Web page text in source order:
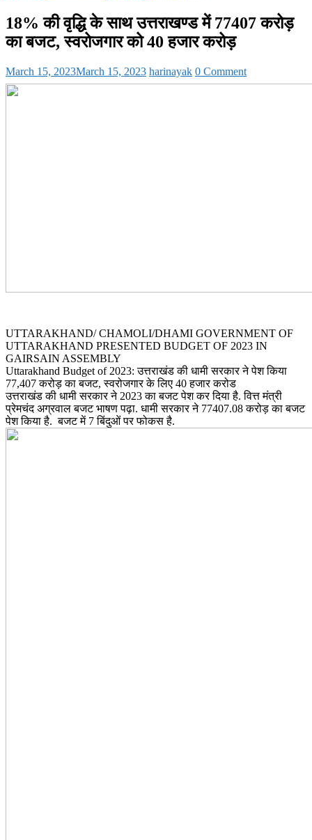
18% की वृद्धि के साथ उत्तराखण्ड में 77407 करोड़
का बजट, स्वरोजगार को 40 हजार करोड़
March 15, 2023March 15, 2023 harinayak 0 Comment
UTTARAKHAND/ CHAMOLI/DHAMI GOVERNMENT OF
UTTARAKHAND PRESENTED BUDGET OF 2023 IN
GAIRSAIN ASSEMBLY
Uttarakhand Budget of 2023: उत्तराखंड की धामी सरकार ने पेश किया
77,407 करोड़ का बजट, स्वरोजगार के लिए 40 हजार करोड
उत्तराखंड की धामी सरकार ने 2023 का बजट पेश कर दिया है. वित्त मंत्री
प्रेमचंद अग्रवाल बजट भाषण पढ़ा. धामी सरकार ने 77407.08 करोड़ का बजट
पेश किया है. बजट में 7 बिंदुओं पर फोकस है.